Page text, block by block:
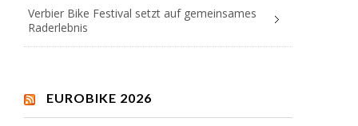
Verbier Bike Festival setzt auf gemeinsames
Raderlebnis
EUROBIKE 2026